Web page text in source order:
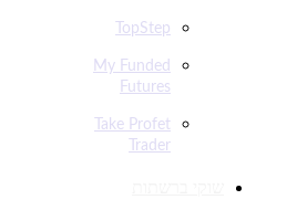
TopStep
My Funded
Futures
Take Profet
Trader